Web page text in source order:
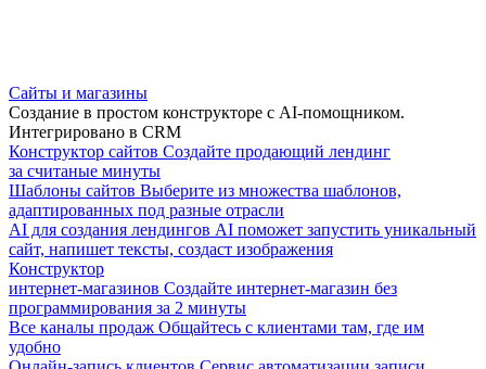
Сайты и магазины
Создание в простом конструкторе с AI-помощником.
Интегрировано в CRM
Конструктор сайтов Создайте продающий лендинг
за считаные минуты
Шаблоны сайтов Выберите из множества шаблонов,
адаптированных под разные отрасли
AI для создания лендингов AI поможет запустить уникальный
сайт, напишет тексты, создаст изображения
Конструктор
интернет-магазинов Создайте интернет-магазин без
программирования за 2 минуты
Все каналы продаж Общайтесь с клиентами там, где им
удобно